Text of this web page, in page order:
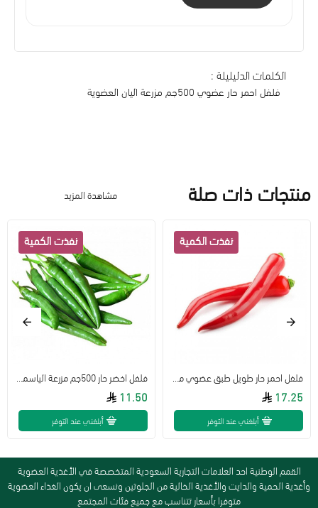
الكلمات الدليليلة :
فلفل احمر حار عضوي 500جم مزرعة اليان العضوية
منتجات ذات صلة مشاهدة المزيد
17.25
أبلغني عند التوفر
11.50
أبلغني عند التوفر
القمم الوطنية احد العلامات التجارية السعودية المتخصصة في الأغذية العضوية
وأغذية الحمية والدايت والأغذية الخالية من الجلوتين ونسعى ان يكون الغذاء العضوية
متوفرا بأسعار تتناسب مع جميع فئات المجتمع